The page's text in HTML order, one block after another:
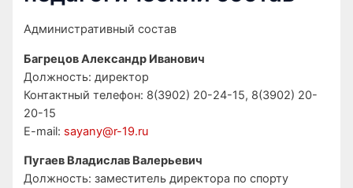
Административный состав
Багрецов Александр Иванович
Должность: директор
Контактный телефон: 8(3902) 20-24-15, 8(3902) 20-
20-15
E-mail: sayany@r-19.ru
Пугаев Владислав Валерьевич
Должность: заместитель директора по спорту